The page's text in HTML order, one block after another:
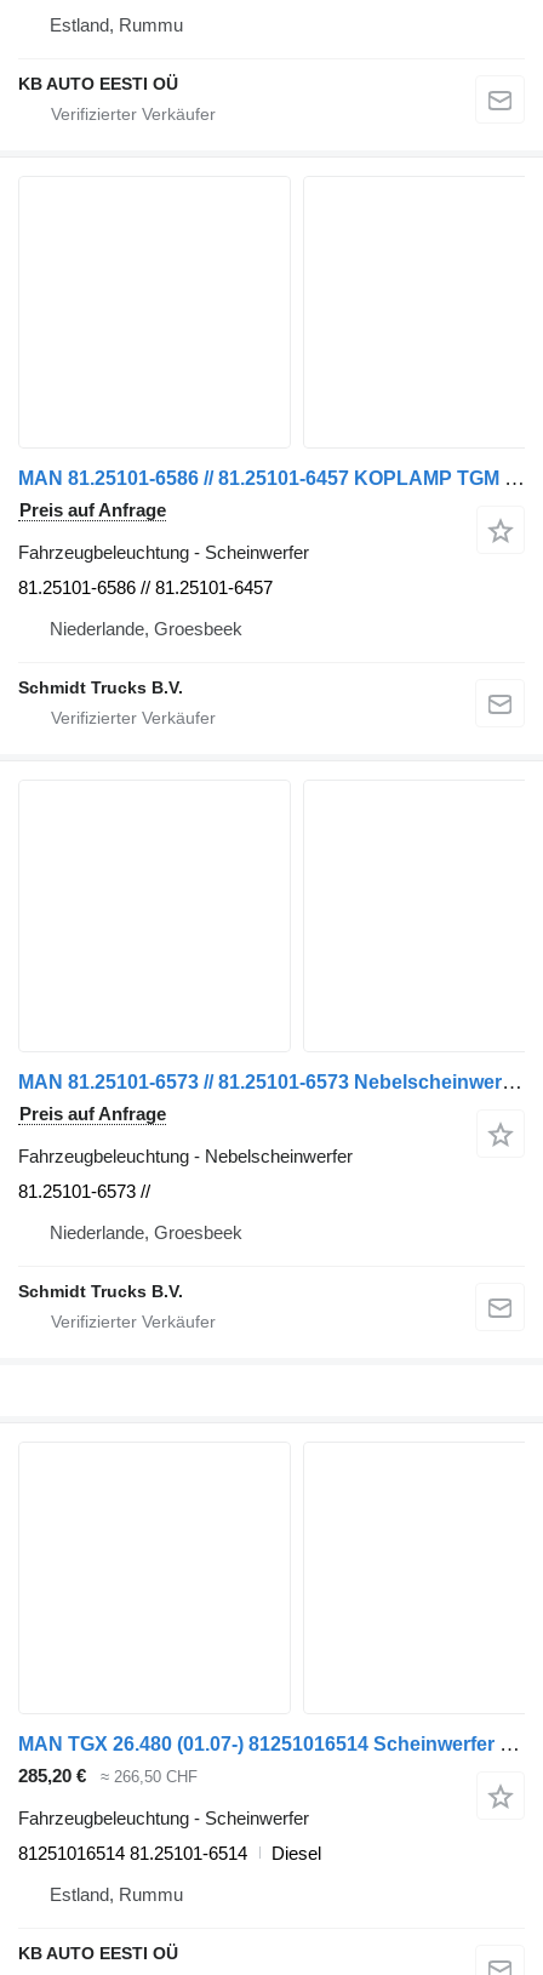
Estland, Rummu
KB AUTO EESTI OÜ
MAN 81.25101-6586 // 81.25101-6457 KOPLAMP TGM EURO 6 LINKS Scheinwerfer für LKW
Preis auf Anfrage
Fahrzeugbeleuchtung - Scheinwerfer
81.25101-6586 // 81.25101-6457
Niederlande, Groesbeek
Schmidt Trucks B.V.
MAN 81.25101-6573 // 81.25101-6573 Nebelscheinwerfer TGM EURO 6 rechts und links für LKW
Preis auf Anfrage
Fahrzeugbeleuchtung - Nebelscheinwerfer
81.25101-6573 //
Niederlande, Groesbeek
Schmidt Trucks B.V.
MAN TGX 26.480 (01.07-) 81251016514 Scheinwerfer für MAN TGL, TGM, TGS, TGX (2005-2021) LKW
285,20 € ≈ 266,50 CHF
Fahrzeugbeleuchtung - Scheinwerfer
81251016514 81.25101-6514
Diesel
Estland, Rummu
KB AUTO EESTI OÜ